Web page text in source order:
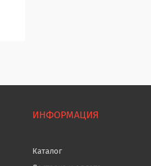
ИНФОРМАЦИЯ
Каталог